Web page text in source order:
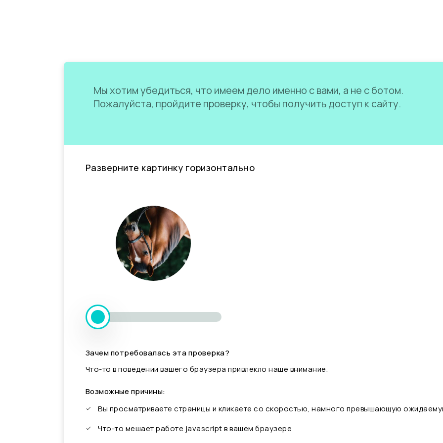
Мы хотим убедиться, что имеем дело именно с вами, а не с ботом.
Пожалуйста, пройдите проверку, чтобы получить доступ к сайту.
Разверните картинку горизонтально
Зачем потребовалась эта проверка?
Что-то в поведении вашего браузера привлекло наше внимание.
Возможные причины:
Вы просматриваете страницы и кликаете со скоростью, намного превышающую
Что-то мешает работе javascript в вашем браузере